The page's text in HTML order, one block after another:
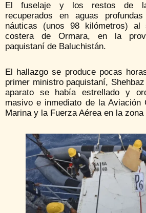
El fuselaje y los restos de la
recuperados en aguas
náuticas (unos 98 kilómetros)
costera de Ormara, en la
paquistaní de Baluchistán.
El hallazgo se produce pocas
primer ministro paquistaní,
aparato se había estrellado y
masivo e inmediato de la
Marina y la Fuerza Aérea en la